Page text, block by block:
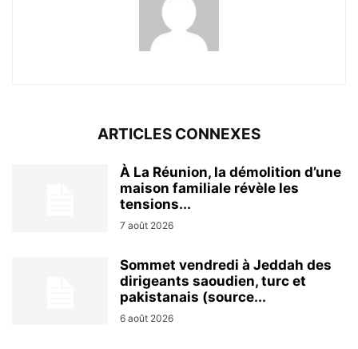
ARTICLES CONNEXES
À La Réunion, la démolition d’une
maison familiale révèle les
tensions...
7 août 2026
Sommet vendredi à Jeddah des
dirigeants saoudien, turc et
pakistanais (source...
6 août 2026